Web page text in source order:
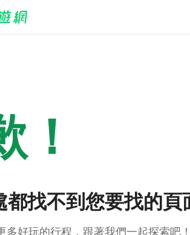
！
都找不到您要找的頁
多好玩的行程，跟著我們一起探索吧！